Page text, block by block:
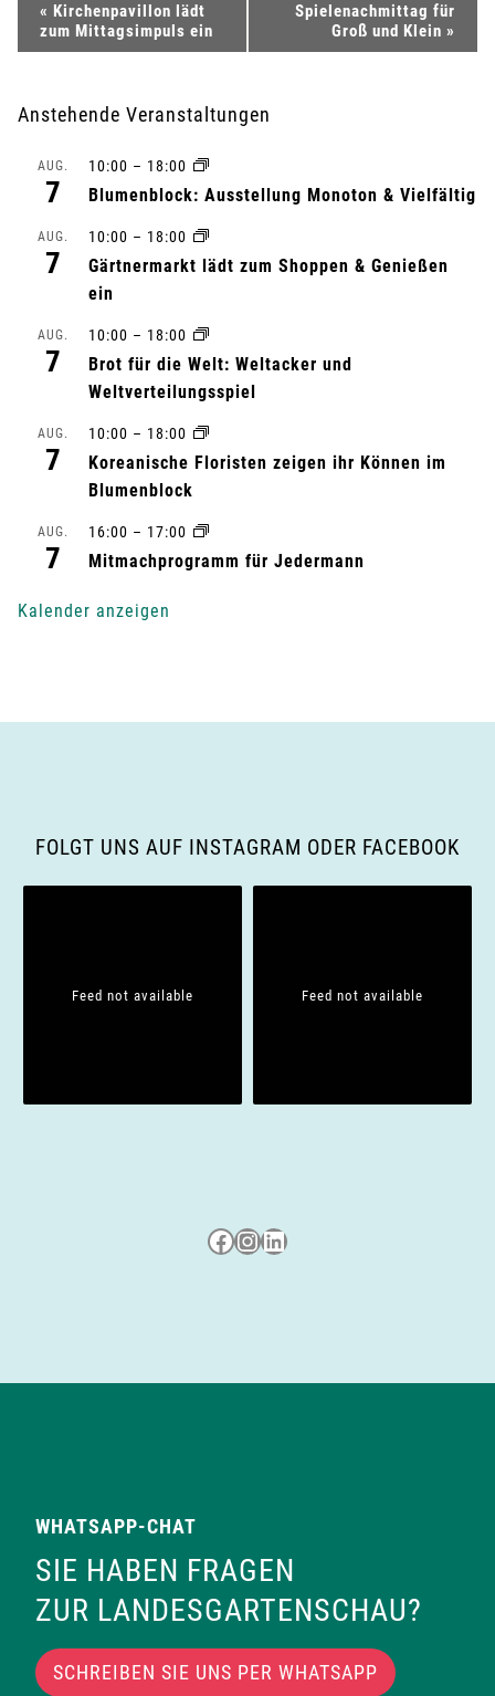
e
r
-
a
n
« Kirchenpavillon lädt
zum Mittagsimpuls ein
Spielenachmittag für
Groß und Klein »
Anstehende Veranstaltungen
AUG.
7
10:00 – 18:00
Blumenblock: Ausstellung Monoton & Vielfältig
AUG.
7
10:00 – 18:00
Gärtnermarkt lädt zum Shoppen & Genießen
ein
AUG.
7
10:00 – 18:00
Brot für die Welt: Weltacker und
Weltverteilungsspiel
AUG.
7
10:00 – 18:00
Koreanische Floristen zeigen ihr Können im
Blumenblock
AUG.
7
16:00 – 17:00
Mitmachprogramm für Jedermann
Kalender anzeigen
FOLGT UNS AUF INSTAGRAM ODER FACEBOOK
Feed not available Feed not available
Besuche uns auf Facebook
Besuche uns auf Instagram
LinkedIn
WHATSAPP-CHAT
SIE HABEN FRAGEN
ZUR LANDESGARTENSCHAU?
SCHREIBEN SIE UNS PER WHATSAPP